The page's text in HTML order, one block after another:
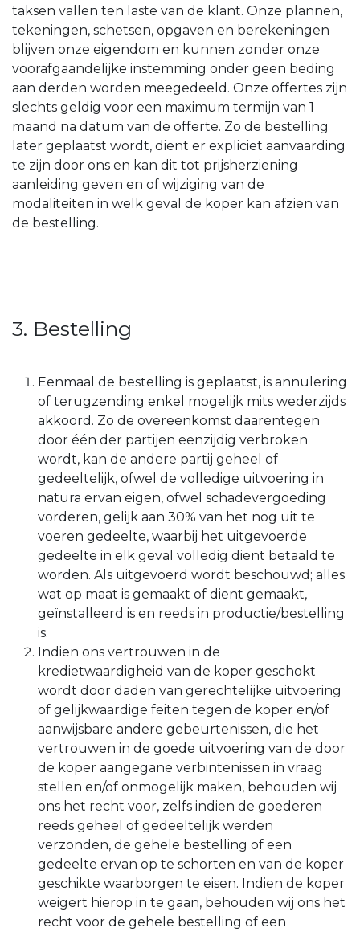
taksen vallen ten laste van de klant. Onze plannen,
tekeningen, schetsen, opgaven en berekeningen
blijven onze eigendom en kunnen zonder onze
voorafgaandelijke instemming onder geen beding
aan derden worden meegedeeld. Onze offertes zijn
slechts geldig voor een maximum termijn van 1
maand na datum van de offerte. Zo de bestelling
later geplaatst wordt, dient er expliciet aanvaarding
te zijn door ons en kan dit tot prijsherziening
aanleiding geven en of wijziging van de
modaliteiten in welk geval de koper kan afzien van
de bestelling.
3. Bestelling
Eenmaal de bestelling is geplaatst, is annulering
of terugzending enkel mogelijk mits wederzijds
akkoord. Zo de overeenkomst daarentegen
door één der partijen eenzijdig verbroken
wordt, kan de andere partij geheel of
gedeeltelijk, ofwel de volledige uitvoering in
natura ervan eigen, ofwel schadevergoeding
vorderen, gelijk aan 30% van het nog uit te
voeren gedeelte, waarbij het uitgevoerde
gedeelte in elk geval volledig dient betaald te
worden. Als uitgevoerd wordt beschouwd; alles
wat op maat is gemaakt of dient gemaakt,
geïnstalleerd is en reeds in productie/bestelling
is.
Indien ons vertrouwen in de
kredietwaardigheid van de koper geschokt
wordt door daden van gerechtelijke uitvoering
of gelijkwaardige feiten tegen de koper en/of
aanwijsbare andere gebeurtenissen, die het
vertrouwen in de goede uitvoering van de door
de koper aangegane verbintenissen in vraag
stellen en/of onmogelijk maken, behouden wij
ons het recht voor, zelfs indien de goederen
reeds geheel of gedeeltelijk werden
verzonden, de gehele bestelling of een
gedeelte ervan op te schorten en van de koper
geschikte waarborgen te eisen. Indien de koper
weigert hierop in te gaan, behouden wij ons het
recht voor de gehele bestelling of een